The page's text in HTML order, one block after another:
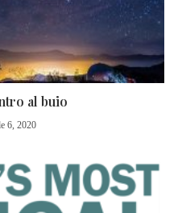
al buio
6, 2020